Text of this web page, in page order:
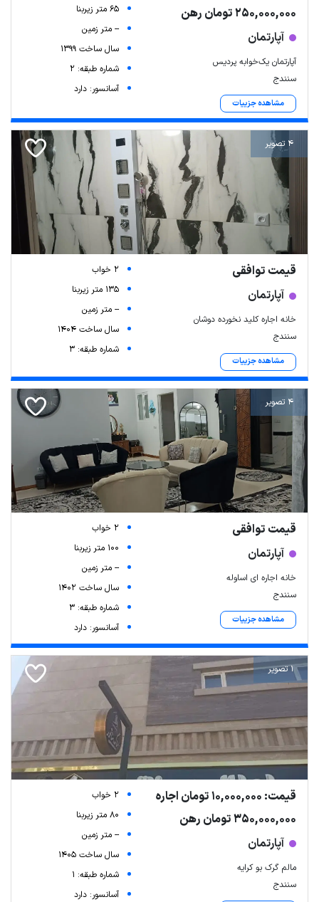
250,000,000 تومان رهن
آپارتمان
آپارتمان یک‌خوابه پردیس
سنندج
مشاهده جزییات
65 متر زیربنا
-- متر زمین
سال ساخت 1399
شماره طبقه: 2
آسانسور: دارد
4 تصویر
قیمت توافقی
آپارتمان
خانه اجاره کلید نخورده دوشان
سنندج
مشاهده جزییات
2 خواب
135 متر زیربنا
-- متر زمین
سال ساخت 1404
شماره طبقه: 3
4 تصویر
قیمت توافقی
آپارتمان
خانه اجاره ای اساوله
سنندج
مشاهده جزییات
2 خواب
100 متر زیربنا
-- متر زمین
سال ساخت 1402
شماره طبقه: 3
آسانسور: دارد
1 تصویر
قیمت: 10,000,000 تومان اجاره
350,000,000 تومان رهن
آپارتمان
مالم گرک بو کرایه
سنندج
2 خواب
80 متر زیربنا
-- متر زمین
سال ساخت 1405
شماره طبقه: 1
آسانسور: دارد